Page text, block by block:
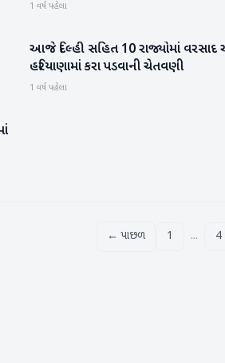
1 વર્ષ પહેલા
હવામાન
આજે દિલ્હી સહિત 10 રાજ્યોમાં
હરિયાણામાં કરા પડવાની ચેતવણી
1 વર્ષ પહેલા
← પાછળ 1 ... 4